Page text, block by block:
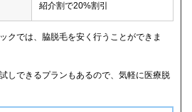
紹介割で20%割引
クでは、脇脱毛を安く行うことができま
しできるプランもあるので、気軽に医療脱